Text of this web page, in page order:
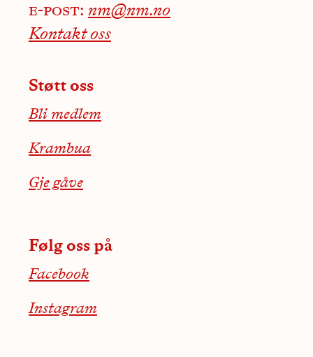
e-post: nm@nm.no
Kontakt oss
Støtt oss
Bli medlem
Krambua
Gje gåve
Følg oss på
Facebook
Instagram